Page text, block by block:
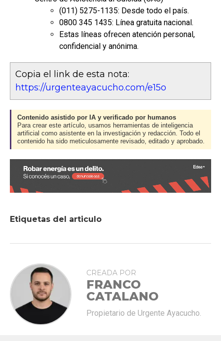
(011) 5275-1135: Desde todo el país.
0800 345 1435: Línea gratuita nacional.
Estas líneas ofrecen atención personal,
confidencial y anónima.
Copia el link de esta nota:
https://urgenteayacucho.com/e15o
Contenido asistido por IA y verificado por humanos
Para crear este artículo, usamos herramientas de inteligencia
artificial como asistente en la investigación y redacción. Todo el
contenido ha sido meticulosamente revisado, editado y aprobado.
Etiquetas del articulo
CREADA POR
FRANCO
CATALANO
Propietario de Urgente Ayacucho.